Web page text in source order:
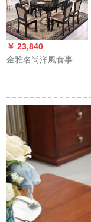
￥ 23,840
金雅名尚洋風食事テ
リカ式軽量古典テー
ブル小タワー折りた
たみたみベルト回転
テーブル予約金、お
支払い済み商品で
す。1.35メートルで
す。